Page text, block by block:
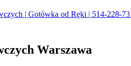
Warszawa